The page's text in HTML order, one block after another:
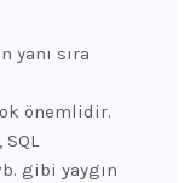
yanı sıra
önemlidir.
gibi yaygın